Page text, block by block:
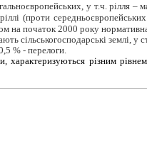
у т.ч.
(проти
на початок 2000 року
сільськогосподарські землі,
% - перелоги.
характеризуються різним